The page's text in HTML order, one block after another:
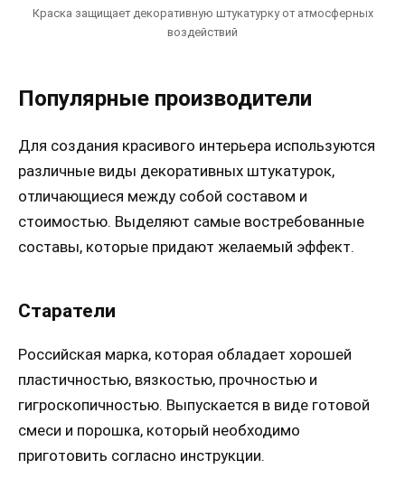
Краска защищает декоративную штукатурку от атмосферных
воздействий
Популярные производители
Для создания красивого интерьера используются
различные виды декоративных штукатурок,
отличающиеся между собой составом и
стоимостью. Выделяют самые востребованные
составы, которые придают желаемый эффект.
Старатели
Российская марка, которая обладает хорошей
пластичностью, вязкостью, прочностью и
гигроскопичностью. Выпускается в виде готовой
смеси и порошка, который необходимо
приготовить согласно инструкции.